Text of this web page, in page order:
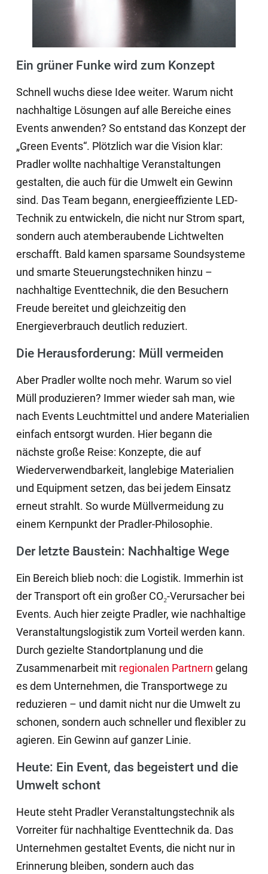
Ein grüner Funke wird zum Konzept
Schnell wuchs diese Idee weiter. Warum nicht
nachhaltige Lösungen auf alle Bereiche eines
Events anwenden? So entstand das Konzept der
„Green Events“. Plötzlich war die Vision klar:
Pradler wollte nachhaltige Veranstaltungen
gestalten, die auch für die Umwelt ein Gewinn
sind. Das Team begann, energieeffiziente LED-
Technik zu entwickeln, die nicht nur Strom spart,
sondern auch atemberaubende Lichtwelten
erschafft. Bald kamen sparsame Soundsysteme
und smarte Steuerungstechniken hinzu –
nachhaltige Eventtechnik, die den Besuchern
Freude bereitet und gleichzeitig den
Energieverbrauch deutlich reduziert.
Die Herausforderung: Müll vermeiden
Aber Pradler wollte noch mehr. Warum so viel
Müll produzieren? Immer wieder sah man, wie
nach Events Leuchtmittel und andere Materialien
einfach entsorgt wurden. Hier begann die
nächste große Reise: Konzepte, die auf
Wiederverwendbarkeit, langlebige Materialien
und Equipment setzen, das bei jedem Einsatz
erneut strahlt. So wurde Müllvermeidung zu
einem Kernpunkt der Pradler-Philosophie.
Der letzte Baustein: Nachhaltige Wege
Ein Bereich blieb noch: die Logistik. Immerhin ist
der Transport oft ein großer CO₂-Verursacher bei
Events. Auch hier zeigte Pradler, wie nachhaltige
Veranstaltungslogistik zum Vorteil werden kann.
Durch gezielte Standortplanung und die
Zusammenarbeit mit regionalen Partnern gelang
es dem Unternehmen, die Transportwege zu
reduzieren – und damit nicht nur die Umwelt zu
schonen, sondern auch schneller und flexibler zu
agieren. Ein Gewinn auf ganzer Linie.
Heute: Ein Event, das begeistert und die
Umwelt schont
Heute steht Pradler Veranstaltungstechnik als
Vorreiter für nachhaltige Eventtechnik da. Das
Unternehmen gestaltet Events, die nicht nur in
Erinnerung bleiben, sondern auch das